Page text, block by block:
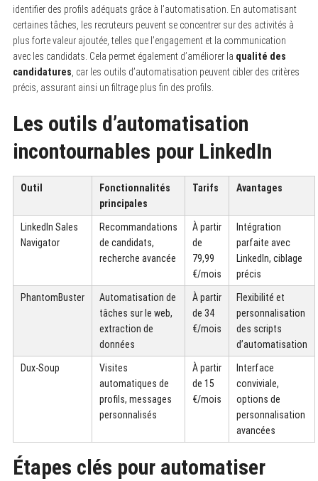
identifier des profils adéquats grâce à l’automatisation. En automatisant
certaines tâches, les recruteurs peuvent se concentrer sur des activités à
plus forte valeur ajoutée, telles que l’engagement et la communication
avec les candidats. Cela permet également d’améliorer la qualité des
candidatures , car les outils d’automatisation peuvent cibler des critères
précis, assurant ainsi un filtrage plus fin des profils.
Les outils d’automatisation
incontournables pour LinkedIn
Outil
Fonctionnalités
principales
Tarifs Avantages
LinkedIn Sales
Navigator
Recommandations
de candidats,
recherche avancée
À partir
de
79,99
€/mois
Intégration
parfaite avec
LinkedIn, ciblage
précis
PhantomBuster
Automatisation de
tâches sur le web,
extraction de
données
À partir
de 34
€/mois
Flexibilité et
personnalisation
des scripts
d’automatisation
Dux-Soup
Visites
automatiques de
profils, messages
personnalisés
À partir
de 15
€/mois
Interface
conviviale,
options de
personnalisation
avancées
Étapes clés pour automatiser